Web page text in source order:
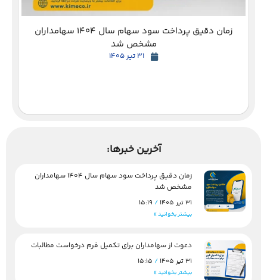
زمان دقیق پرداخت سود سهام سال 1404 سهامداران
مشخص شد
31 تیر 1405
آخرین خبرها:
زمان دقیق پرداخت سود سهام سال 1404 سهامداران
مشخص شد
31 تیر 1405
بیشتر بخوانید »
دعوت از سهامداران برای تکمیل فرم درخواست مطالبات
31 تیر 1405
بیشتر بخوانید »